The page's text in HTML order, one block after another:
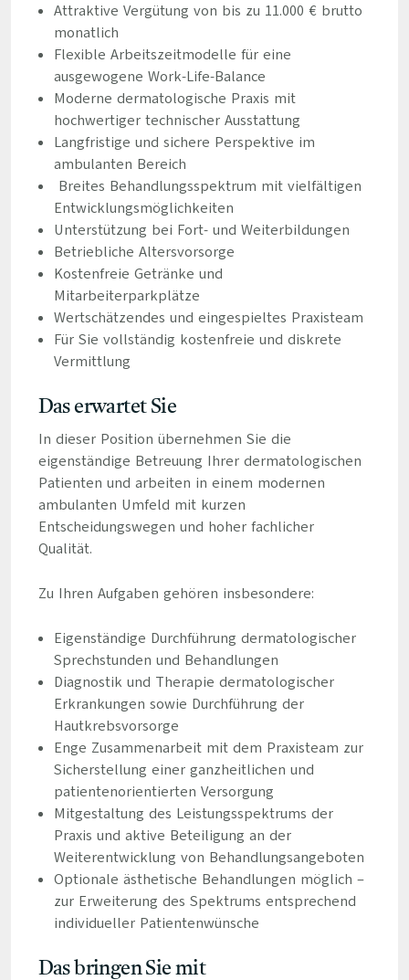
Attraktive Vergütung von bis zu 11.000 € brutto
monatlich
Flexible Arbeitszeitmodelle für eine
ausgewogene Work-Life-Balance
Moderne dermatologische Praxis mit
hochwertiger technischer Ausstattung
Langfristige und sichere Perspektive im
ambulanten Bereich
Breites Behandlungsspektrum mit vielfältigen
Entwicklungsmöglichkeiten
Unterstützung bei Fort- und Weiterbildungen
Betriebliche Altersvorsorge
Kostenfreie Getränke und
Mitarbeiterparkplätze
Wertschätzendes und eingespieltes Praxisteam
Für Sie vollständig kostenfreie und diskrete
Vermittlung
Das erwartet Sie
In dieser Position übernehmen Sie die
eigenständige Betreuung Ihrer dermatologischen
Patienten und arbeiten in einem modernen
ambulanten Umfeld mit kurzen
Entscheidungswegen und hoher fachlicher
Qualität.
Zu Ihren Aufgaben gehören insbesondere:
Eigenständige Durchführung dermatologischer
Sprechstunden und Behandlungen
Diagnostik und Therapie dermatologischer
Erkrankungen sowie Durchführung der
Hautkrebsvorsorge
Enge Zusammenarbeit mit dem Praxisteam zur
Sicherstellung einer ganzheitlichen und
patientenorientierten Versorgung
Mitgestaltung des Leistungsspektrums der
Praxis und aktive Beteiligung an der
Weiterentwicklung von Behandlungsangeboten
Optionale ästhetische Behandlungen möglich –
zur Erweiterung des Spektrums entsprechend
individueller Patientenwünsche
Das bringen Sie mit